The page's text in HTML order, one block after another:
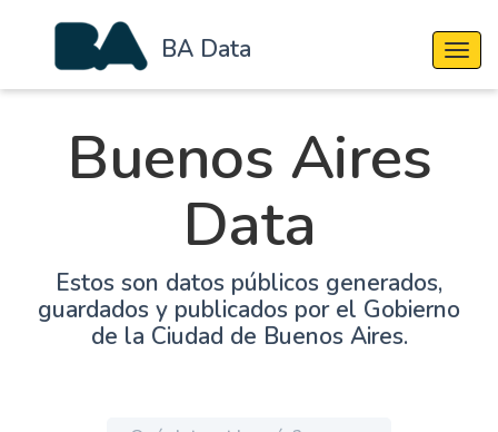
BA Data
Buenos Aires
Data
Estos son datos públicos generados,
guardados y publicados por el Gobierno
de la Ciudad de Buenos Aires.